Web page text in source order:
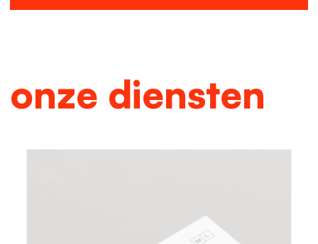
onze diensten